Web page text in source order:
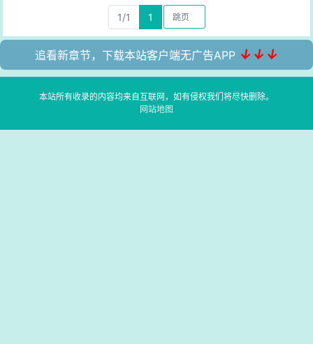
1/1 1
追看新章节，下载本站客户端无广告APP ↓↓↓
本站所有收录的内容均来自互联网，如有侵权我们将尽快删除。
网站地图